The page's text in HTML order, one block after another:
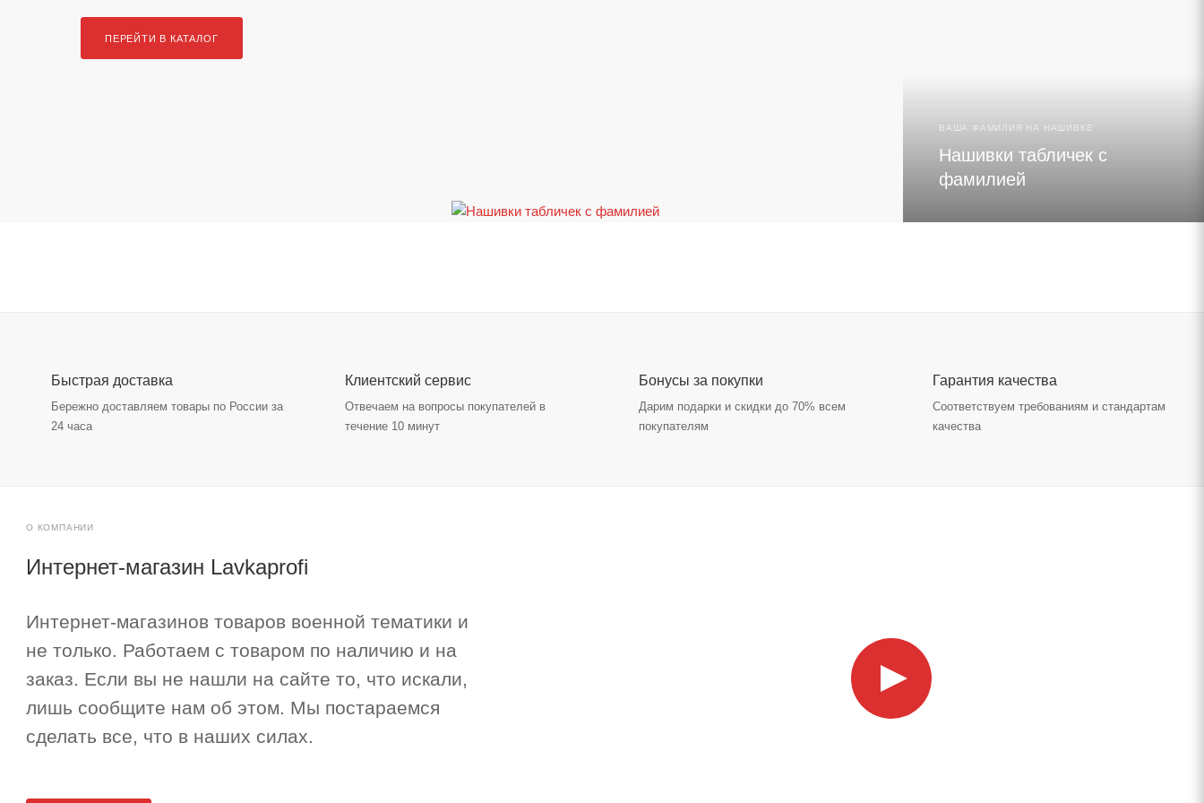
ПЕРЕЙТИ В КАТАЛОГ
ВАША ФАМИЛИЯ НА НАШИВКЕ
Нашивки табличек с
фамилией
Быстрая доставка
Бережно доставляем товары по России за
24 часа
Клиентский сервис
Отвечаем на вопросы покупателей в
течение 10 минут
Бонусы за покупки
Дарим подарки и скидки до 70% всем
покупателям
Гарантия качества
Соответствуем требованиям и стандартам
качества
О КОМПАНИИ
Интернет-магазин Lavkaprofi
Интернет-магазинов товаров военной тематики и
не только. Работаем с товаром по наличию и на
заказ. Если вы не нашли на сайте то, что искали,
лишь сообщите нам об этом. Мы постараемся
сделать все, что в наших силах.